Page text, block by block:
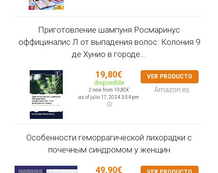
Приготовление шампуня Росмаринус
оффициналис Л от выпадения волос: Колония 9
де Хунио в городе...
19,80€
disponible
2 new from 19,80€
as of julio 17, 2024 3:54 pm
VER PRODUCTO
Amazon.es
Особенности геморрагической лихорадки с
почечным синдромом у женщин
49,90€